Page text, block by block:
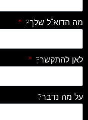
מה הדוא"ל שלך?
לאן להתקשר?
על מה נדבר?